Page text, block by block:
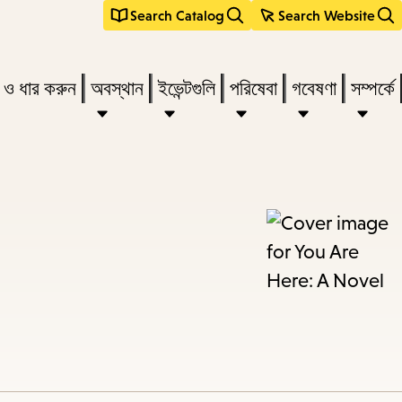
Search Catalog Search Website
ধার করুন অবস্থান ইভেন্টগুলি পরিষেবা গবেষণা সম্পর্কে